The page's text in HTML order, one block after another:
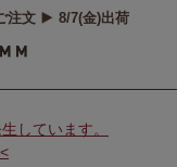
しています。